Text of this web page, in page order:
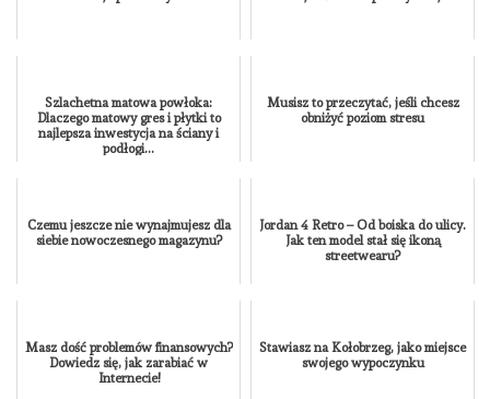
Szlachetna matowa powłoka:
Dlaczego matowy gres i płytki to
najlepsza inwestycja na ściany i
podłogi...
Musisz to przeczytać, jeśli chcesz
obniżyć poziom stresu
Czemu jeszcze nie wynajmujesz dla
siebie nowoczesnego magazynu?
Jordan 4 Retro – Od boiska do ulicy.
Jak ten model stał się ikoną
streetwearu?
Masz dość problemów finansowych?
Dowiedz się, jak zarabiać w
Internecie!
Stawiasz na Kołobrzeg, jako miejsce
swojego wypoczynku